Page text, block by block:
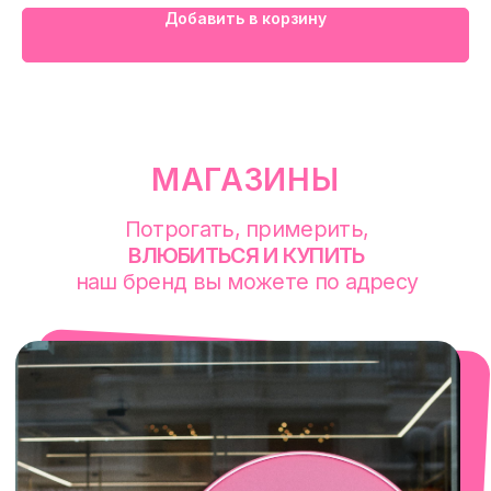
Добавить в корзину
+7 (922) 030-63-11
Сочи
Село Эстосадок, ТРЦ Горки Молл,
смотреть в Яндекс. Картах